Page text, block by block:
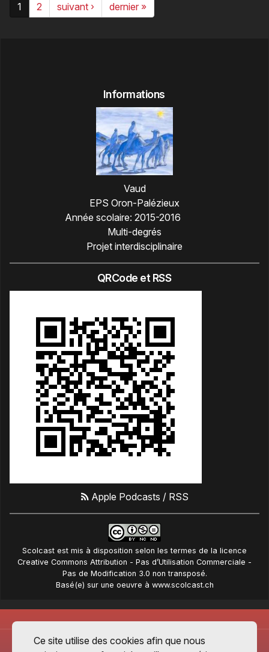
1 2 suivant › dernier »
Informations
Vaud
EPS Oron-Palézieux
Année scolaire: 2015-2016
Multi-degrés
Projet interdisciplinaire
QRCode et RSS
Apple Podcasts / RSS
Scolcast est mis à disposition selon les termes de la licence
Creative Commons Attribution - Pas d’Utilisation Commerciale -
Pas de Modification 3.0 non transposé.
Basé(e) sur une oeuvre à www.scolcast.ch
Ce site utilise des cookies afin que nous